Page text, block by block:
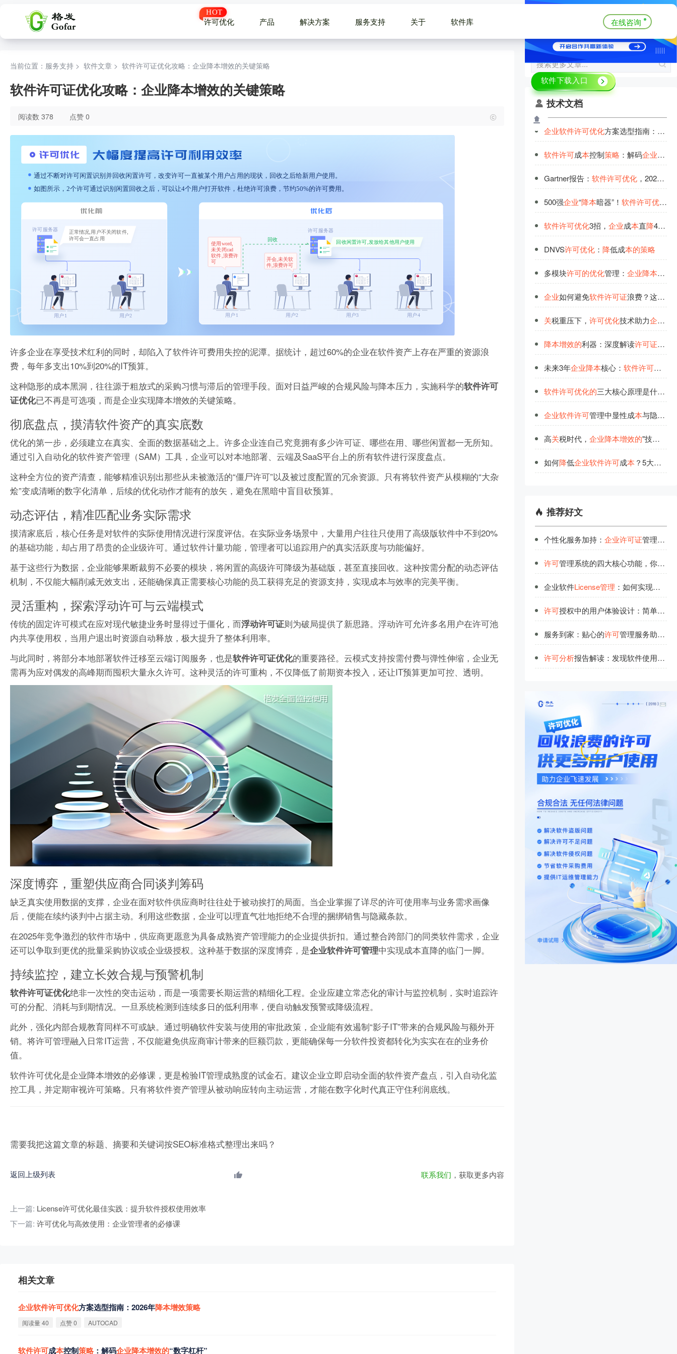
许可优化 产品 解决方案 服务支持 关于 软件库 在线咨询
当前位置：服务支持 > 软件文章 > 软件许可证优化攻略：企业降本增效的关键策略
软件许可证优化攻略：企业降本增效的关键策略
阅读数 378 点赞 0
许多企业在享受技术红利的同时，却陷入了软件许可费用失控的泥潭。据统计，超过60%的企业在软件资产上存在严重的资源浪
费，每年多支出10%到20%的IT预算。
这种隐形的成本黑洞，往往源于粗放式的采购习惯与滞后的管理手段。面对日益严峻的合规风险与降本压力，实施科学的软件许可
证优化已不再是可选项，而是企业实现降本增效的关键策略。
彻底盘点，摸清软件资产的真实底数
优化的第一步，必须建立在真实、全面的数据基础之上。许多企业连自己究竟拥有多少许可证、哪些在用、哪些闲置都一无所知。
通过引入自动化的软件资产管理（SAM）工具，企业可以对本地部署、云端及SaaS平台上的所有软件进行深度盘点。
这种全方位的资产清查，能够精准识别出那些从未被激活的“僵尸许可”以及被过度配置的冗余资源。只有将软件资产从模糊的“大杂
烩”变成清晰的数字化清单，后续的优化动作才能有的放矢，避免在黑暗中盲目砍预算。
动态评估，精准匹配业务实际需求
摸清家底后，核心任务是对软件的实际使用情况进行深度评估。在实际业务场景中，大量用户往往只使用了高级版软件中不到20%
的基础功能，却占用了昂贵的企业级许可。通过软件计量功能，管理者可以追踪用户的真实活跃度与功能偏好。
基于这些行为数据，企业能够果断裁剪不必要的模块，将闲置的高级许可降级为基础版，甚至直接回收。这种按需分配的动态评估
机制，不仅能大幅削减无效支出，还能确保真正需要核心功能的员工获得充足的资源支持，实现成本与效率的完美平衡。
灵活重构，探索浮动许可与云端模式
传统的固定许可模式在应对现代敏捷业务时显得过于僵化，而浮动许可证则为破局提供了新思路。浮动许可允许多名用户在许可池
内共享使用权，当用户退出时资源自动释放，极大提升了整体利用率。
与此同时，将部分本地部署软件迁移至云端订阅服务，也是软件许可证优化的重要路径。云模式支持按需付费与弹性伸缩，企业无
需再为应对偶发的高峰期而囤积大量永久许可。这种灵活的许可重构，不仅降低了前期资本投入，还让IT预算更加可控、透明。
深度博弈，重塑供应商合同谈判筹码
缺乏真实使用数据的支撑，企业在面对软件供应商时往往处于被动挨打的局面。当企业掌握了详尽的许可使用率与业务需求画像
后，便能在续约谈判中占据主动。利用这些数据，企业可以理直气壮地拒绝不合理的捆绑销售与隐藏条款。
在2025年竞争激烈的软件市场中，供应商更愿意为具备成熟资产管理能力的企业提供折扣。通过整合跨部门的同类软件需求，企业
还可以争取到更优的批量采购协议或企业级授权。这种基于数据的深度博弈，是企业软件许可管理中实现成本直降的临门一脚。
持续监控，建立长效合规与预警机制
软件许可证优化绝非一次性的突击运动，而是一项需要长期运营的精细化工程。企业应建立常态化的审计与监控机制，实时追踪许
可的分配、消耗与到期情况。一旦系统检测到连续多日的低利用率，便自动触发预警或降级流程。
此外，强化内部合规教育同样不可或缺。通过明确软件安装与使用的审批政策，企业能有效遏制“影子IT”带来的合规风险与额外开
销。将许可管理融入日常IT运营，不仅能避免供应商审计带来的巨额罚款，更能确保每一分软件投资都转化为实实在在的业务价
值。
软件许可优化是企业降本增效的必修课，更是检验IT管理成熟度的试金石。建议企业立即启动全面的软件资产盘点，引入自动化监
控工具，并定期审视许可策略。只有将软件资产管理从被动响应转向主动运营，才能在数字化时代真正守住利润底线。
需要我把这篇文章的标题、摘要和关键词按SEO标准格式整理出来吗？
返回上级列表 联系我们 ，获取更多内容
上一篇: License许可优化最佳实践：提升软件授权使用效率
下一篇: 许可优化与高效使用：企业管理者的必修课
相关文章
企业软件许可优化方案选型指南：2026年降本增效策略
阅读量 40 点赞 0 AUTOCAD
软件许可成本控制策略 ：解码企业降本增效的“数字杠杆”
技术文档
企业软件许可优化方案选型指南：2026年
软件许可成本控制策略 ：解码企业降
Gartner报告： 软件许可优化，2025年
500强企业“降本暗器”！ 软件许可优化
软件许可优化3招， 企业成本直降40%
DNVS许可优化： 降低成本的策略
多模块许可的优化管理： 企业降本增
企业如何避免软件许可证浪费？这三大
关税重压下， 许可优化技术助力企业
降本增效的利器：深度解读许可证分时
未来3年企业降本核心： 软件许可优
软件许可优化的三大核心原理是什么如何助力
企业软件许可管理中显性成本与隐性成
高关税时代， 企业降本增效的"技术钥匙"：格发
如何降低企业软件许可成本 ？5大策
推荐好文
个性化服务加持： 企业许可证管理的最佳拍档
许可管理系统的四大核心功能，你都了解吗？
企业软件License管理 ：如何实现稳定可靠的全生命周期管控
许可授权中的用户体验设计：简单背后的技术实力
服务到家：贴心的许可管理服务助力企业高效运营
许可分析报告解读：发现软件使用中的隐藏价值